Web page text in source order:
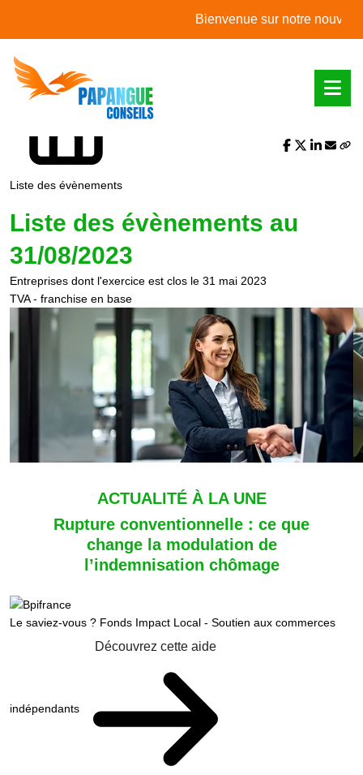
Bienvenue sur notre nouveau
L'actualité du mois
Liste des évènements
Liste des évènements au
31/08/2023
Entreprises dont l'exercice est clos le 31 mai 2023
TVA - franchise en base
ACTUALITÉ À LA UNE
Rupture conventionnelle : ce que
change la modulation de
l’indemnisation chômage
Le saviez-vous ? Fonds Impact Local - Soutien aux commerces
indépendants
Découvrez cette aide